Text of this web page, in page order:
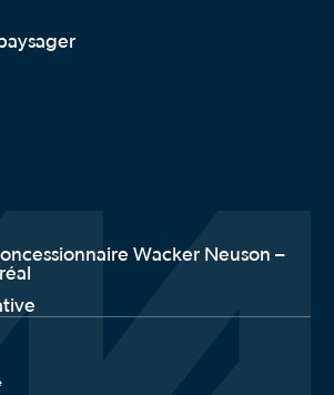
Wacker Neuson –